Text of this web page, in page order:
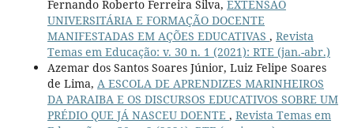
Fernando Roberto Ferreira Silva, EXTENSÃO
UNIVERSITÁRIA E FORMAÇÃO DOCENTE
MANIFESTADAS EM AÇÕES EDUCATIVAS , Revista
Temas em Educação: v. 30 n. 1 (2021): RTE (jan.-abr.)
Azemar dos Santos Soares Júnior, Luiz Felipe Soares
de Lima, A ESCOLA DE APRENDIZES MARINHEIROS
DA PARAIBA E OS DISCURSOS EDUCATIVOS SOBRE UM
PRÉDIO QUE JÁ NASCEU DOENTE , Revista Temas em